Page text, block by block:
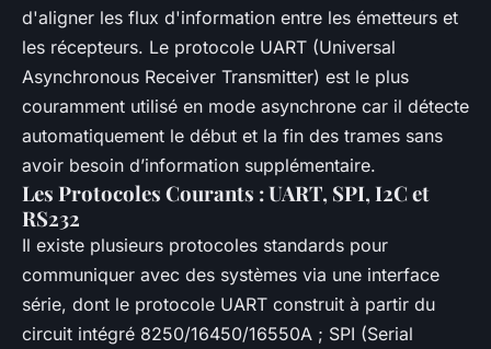
d'aligner les flux d'information entre les émetteurs et
les récepteurs. Le protocole UART (Universal
Asynchronous Receiver Transmitter) est le plus
couramment utilisé en mode asynchrone car il détecte
automatiquement le début et la fin des trames sans
avoir besoin d’information supplémentaire.
Les Protocoles Courants : UART, SPI, I2C et
RS232
Il existe plusieurs protocoles standards pour
communiquer avec des systèmes via une interface
série, dont le protocole UART construit à partir du
circuit intégré 8250/16450/16550A ; SPI (Serial